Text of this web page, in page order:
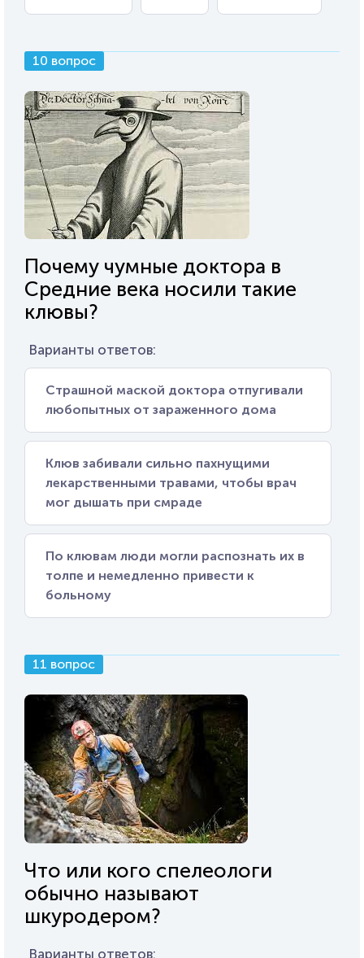
10 вопрос
Почему чумные доктора в
Средние века носили такие
клювы?
Варианты ответов:
Страшной маской доктора отпугивали
любопытных от зараженного дома
Клюв забивали сильно пахнущими
лекарственными травами, чтобы врач
мог дышать при смраде
По клювам люди могли распознать их в
толпе и немедленно привести к
больному
11 вопрос
Что или кого спелеологи
обычно называют
шкуродером?
Варианты ответов: